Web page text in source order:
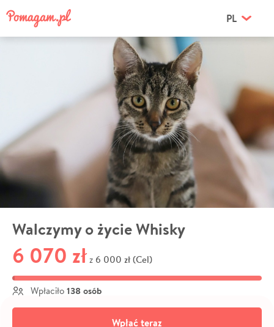
PL
Walczymy o życie Whisky
6 070 zł z 6 000 zł (Cel)
Wpłaciło 138 osób
Wpłać teraz